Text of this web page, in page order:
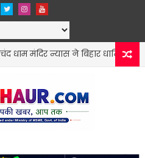
ने बिहार धार्मिक न्यास पर्षद को